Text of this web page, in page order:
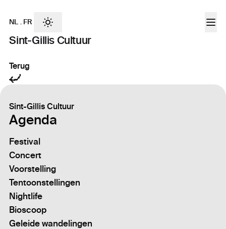
Sint-Gillis Cultuur
NL . FR
Terug
Sint-Gillis Cultuur
Agenda
Festival
Concert
Voorstelling
Tentoonstellingen
Nightlife
Bioscoop
Geleide wandelingen